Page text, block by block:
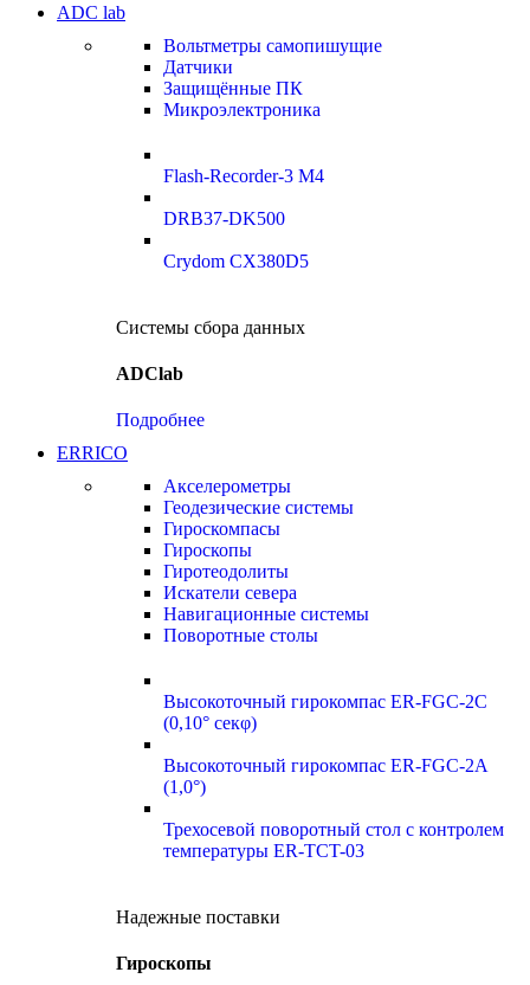
ADC lab
Вольтметры самопишущие
Датчики
Защищённые ПК
Микроэлектроника
Flash-Recorder-3 М4
DRB37-DK500
Crydom CX380D5
Системы сбора данных
ADClab
Подробнее
ERRICO
Акселерометры
Геодезические системы
Гироскомпасы
Гироскопы
Гиротеодолиты
Искатели севера
Навигационные системы
Поворотные столы
Высокоточный гирокомпас ER-FGC-2C
(0,10° секφ)
Высокоточный гирокомпас ER-FGC-2A
(1,0°)
Трехосевой поворотный стол с контролем
температуры ER-TCT-03
Надежные поставки
Гироскопы